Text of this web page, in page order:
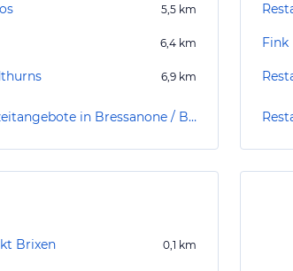
5,5 km
6,4 km
6,9 km
Sport- und Freizeitangebote in Bressanone / Brixen
Fink
Brixen 0,1 km